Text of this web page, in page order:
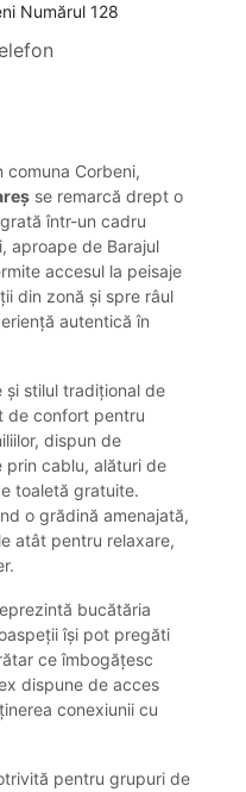
Numărul 128
comuna Corbeni,
se remarcă drept o
într-un cadru
aproape de Barajul
accesul la peisaje
din zonă și spre râul
autentică în
și stilul tradițional de
de confort pentru
dispun de
prin cablu, alături de
toaletă gratuite.
o grădină amenajată,
atât pentru relaxare,
bucătăria
își pot pregăti
ce îmbogățesc
dispune de acces
conexiunii cu
pentru grupuri de